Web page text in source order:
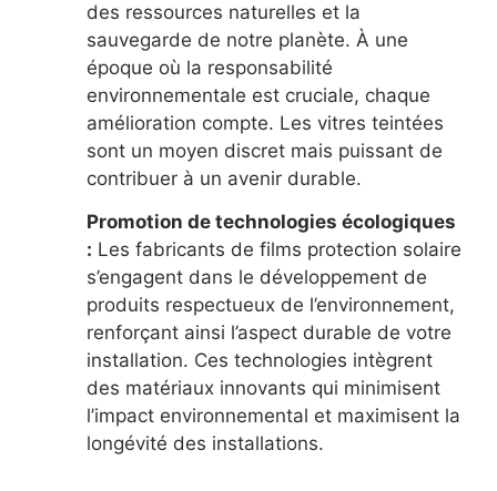
des ressources naturelles et la
sauvegarde de notre planète. À une
époque où la responsabilité
environnementale est cruciale, chaque
amélioration compte. Les vitres teintées
sont un moyen discret mais puissant de
contribuer à un avenir durable.
Promotion de technologies écologiques
: Les fabricants de films protection solaire
s’engagent dans le développement de
produits respectueux de l’environnement,
renforçant ainsi l’aspect durable de votre
installation. Ces technologies intègrent
des matériaux innovants qui minimisent
l’impact environnemental et maximisent la
longévité des installations.